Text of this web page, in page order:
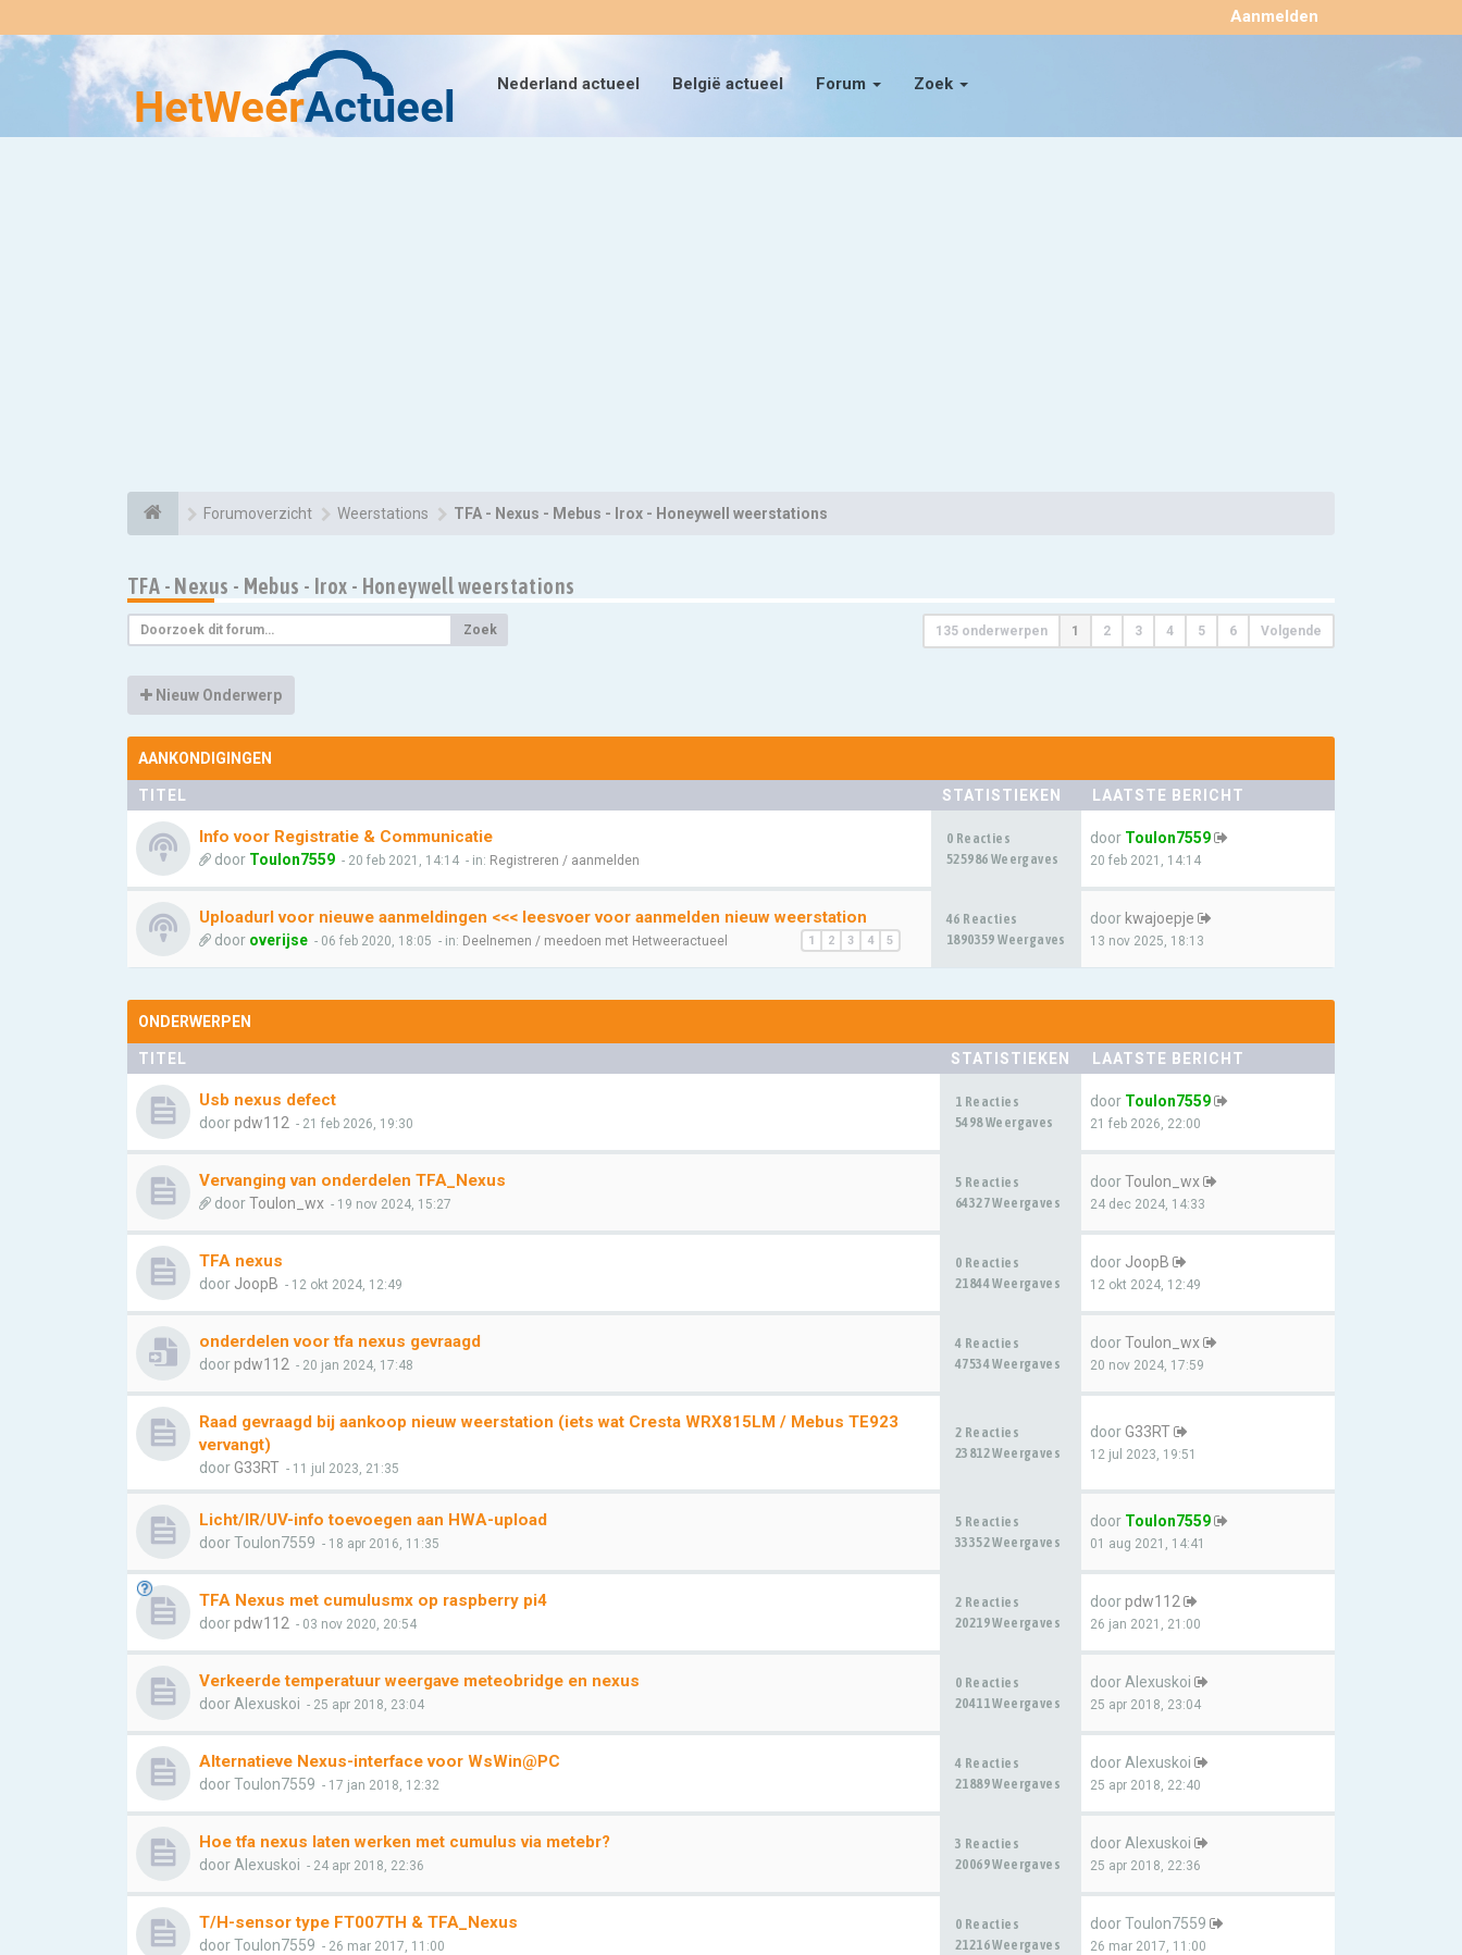
Nederland actueel België actueel Forum Zoek
Aanmelden ×
Forumoverzicht Weerstations TFA - Nexus - Mebus - Irox - Honeywell weerstations
TFA - Nexus - Mebus - Irox - Honeywell weerstations
Zoek 135 onderwerpen 1 2 3 4 5 6 Volgende
Nieuw Onderwerp
AANKONDIGINGEN
TITEL STATISTIEKEN LAATSTE BERICHT
Info voor Registratie & Communicatie
door Toulon7559 - 20 feb 2021, 14:14 - in: Registreren / aanmelden
0 Reacties
525986 Weergaves
door Toulon7559
20 feb 2021, 14:14
Uploadurl voor nieuwe aanmeldingen <<< leesvoer voor aanmelden nieuw weerstation
1 2 3 4 5
door overijse - 06 feb 2020, 18:05 - in: Deelnemen / meedoen met Hetweeractueel
46 Reacties
1890359 Weergaves
door kwajoepje
13 nov 2025, 18:13
ONDERWERPEN
TITEL STATISTIEKEN LAATSTE BERICHT
Usb nexus defect
doorpdw112 - 21 feb 2026, 19:30
1 Reacties
5498 Weergaves
door Toulon7559
21 feb 2026, 22:00
Vervanging van onderdelen TFA_Nexus
doorToulon_wx - 19 nov 2024, 15:27
5 Reacties
64327 Weergaves
doorToulon_wx
24 dec 2024, 14:33
TFA nexus
door JoopB - 12 okt 2024, 12:49
0 Reacties
21844 Weergaves
door JoopB
12 okt 2024, 12:49
onderdelen voor tfa nexus gevraagd
doorpdw112 - 20 jan 2024, 17:48
4 Reacties
47534 Weergaves
doorToulon_wx
20 nov 2024, 17:59
Raad gevraagd bij aankoop nieuw weerstation (iets wat Cresta WRX815LM / Mebus TE923
vervangt)
doorG33RT - 11 jul 2023, 21:35
2 Reacties
23812 Weergaves
doorG33RT
12 jul 2023, 19:51
Licht/IR/UV-info toevoegen aan HWA-upload
doorToulon7559 - 18 apr 2016, 11:35
5 Reacties
33352 Weergaves
door Toulon7559
01 aug 2021, 14:41
TFA Nexus met cumulusmx op raspberry pi4
doorpdw112 - 03 nov 2020, 20:54
2 Reacties
20219 Weergaves
doorpdw112
26 jan 2021, 21:00
Verkeerde temperatuur weergave meteobridge en nexus
door Alexuskoi - 25 apr 2018, 23:04
0 Reacties
20411 Weergaves
door Alexuskoi
25 apr 2018, 23:04
Alternatieve Nexus-interface voor WsWin@PC
doorToulon7559 - 17 jan 2018, 12:32
4 Reacties
21889 Weergaves
door Alexuskoi
25 apr 2018, 22:40
Hoe tfa nexus laten werken met cumulus via metebr?
door Alexuskoi - 24 apr 2018, 22:36
3 Reacties
20069 Weergaves
door Alexuskoi
25 apr 2018, 22:36
T/H-sensor type FT007TH & TFA_Nexus
doorToulon7559 - 26 mar 2017, 11:00
0 Reacties
21216 Weergaves
doorToulon7559
26 mar 2017, 11:00